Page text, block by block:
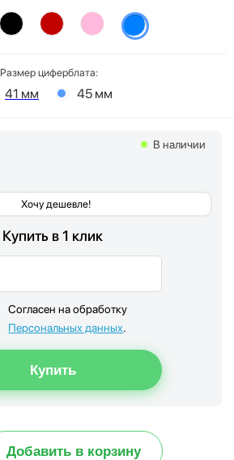
Размер циферблата:
41 мм 45 мм
Хочу дешевле!
В наличии
Купить в 1 клик
Согласен на обработку
Персональных данных.
Добавить в корзину